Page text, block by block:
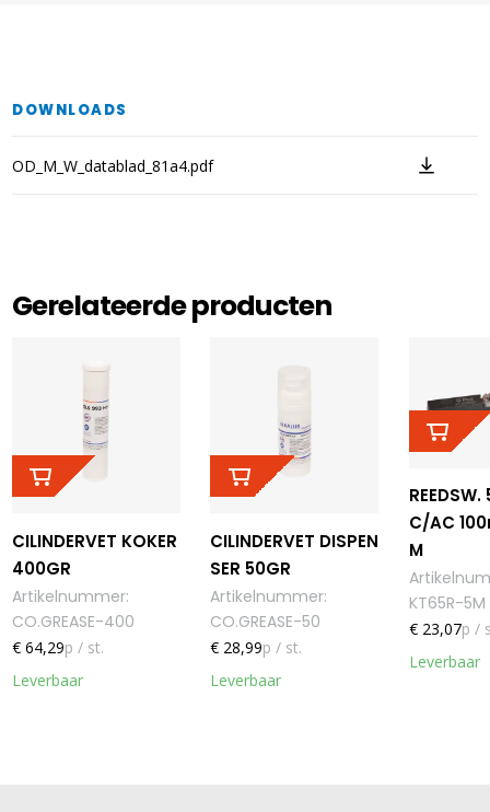
DOWNLOADS
OD_M_W_datablad_81a4.pdf
Gerelateerde producten
CILINDERVET KOKER
400GR
Artikelnummer:
CO.GREASE-400
Leverbaar
€ 64,29p / st.
CILINDERVET DISPEN
SER 50GR
Artikelnummer:
CO.GREASE-50
Leverbaar
€ 28,99p / st.
C/AC
M
KT65R-5M
Leverbaar
€ 23,07p /